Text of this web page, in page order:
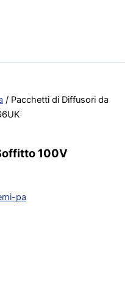
/ Pacchetti di Diffusori da
100V
pa